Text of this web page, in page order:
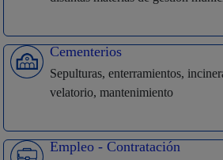
Cementerios
Sepulturas, enterramientos,
velatorio, mantenimiento
Empleo - Contratación